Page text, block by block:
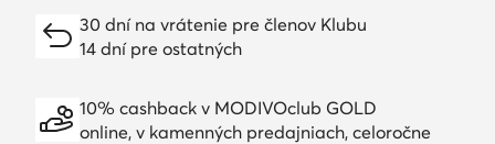
30 dní na vrátenie pre členov Klubu
14 dní pre ostatných
10% cashback v MODIVOclub GOLD
online, v kamenných predajniach, celoročne